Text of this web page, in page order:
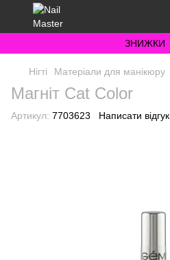
ЗНИЖКИ
Нігті Матеріали для манікюру
Магніт Cat Color
Артикул: 7703623 Написати відгук